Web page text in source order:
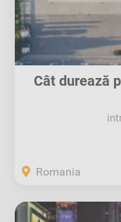
Cât durează
Romania